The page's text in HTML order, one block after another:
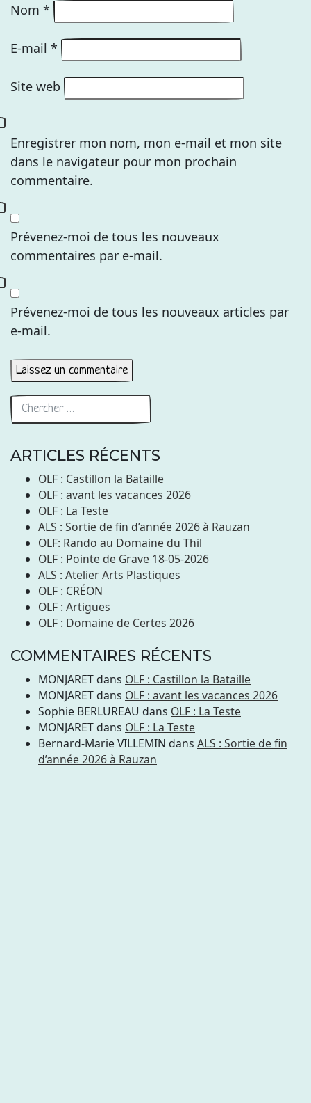
Nom *
E-mail *
Site web
Enregistrer mon nom, mon e-mail et mon site
dans le navigateur pour mon prochain
commentaire.
Prévenez-moi de tous les nouveaux
commentaires par e-mail.
Prévenez-moi de tous les nouveaux articles par
e-mail.
ARTICLES RÉCENTS
OLF : Castillon la Bataille
OLF : avant les vacances 2026
OLF : La Teste
ALS : Sortie de fin d’année 2026 à Rauzan
OLF: Rando au Domaine du Thil
OLF : Pointe de Grave 18-05-2026
ALS : Atelier Arts Plastiques
OLF : CRÉON
OLF : Artigues
OLF : Domaine de Certes 2026
COMMENTAIRES RÉCENTS
MONJARETdans OLF : Castillon la Bataille
MONJARETdans OLF : avant les vacances 2026
Sophie BERLUREAU dans OLF : La Teste
MONJARETdans OLF : La Teste
Bernard-Marie VILLEMIN dans ALS : Sortie de fin
d’année 2026 à Rauzan